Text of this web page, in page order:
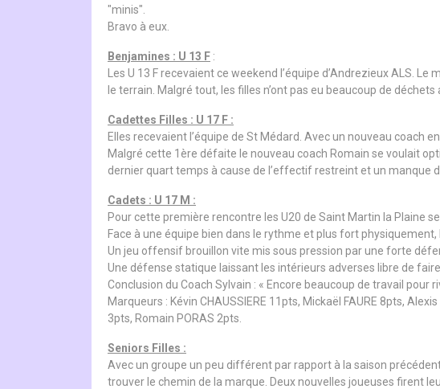
"minis".
Bravo à eux.
Benjamines : U 13 F :
Les U 13 F recevaient ce weekend l’équipe d’Andrezieux ALS.
le terrain. Malgré tout, les filles n’ont pas eu beaucoup de
Cadettes Filles : U 17 F :
Elles recevaient l’équipe de St Médard. Avec un nouveau coach
Malgré cette 1ère défaite le nouveau coach Romain se voulait
dernier quart temps à cause de l’effectif restreint et un manque
Cadets : U 17 M :
Pour cette première rencontre les U20 de Saint Martin la Plaine
Face à une équipe bien dans le rythme et plus fort
Un jeu offensif brouillon vite mis sous pression par une forte
Une défense statique laissant les intérieurs adverses libre de faire
Conclusion du Coach Sylvain : « Encore beaucoup de travail pour
Marqueurs : Kévin CHAUSSIERE 11pts, Mickaël FAURE 8pts,
3pts, Romain PORAS 2pts.
Seniors Filles :
Avec un groupe un peu différent par rapport à la saison
trouver le chemin de la marque. Deux nouvelles joueuses firent